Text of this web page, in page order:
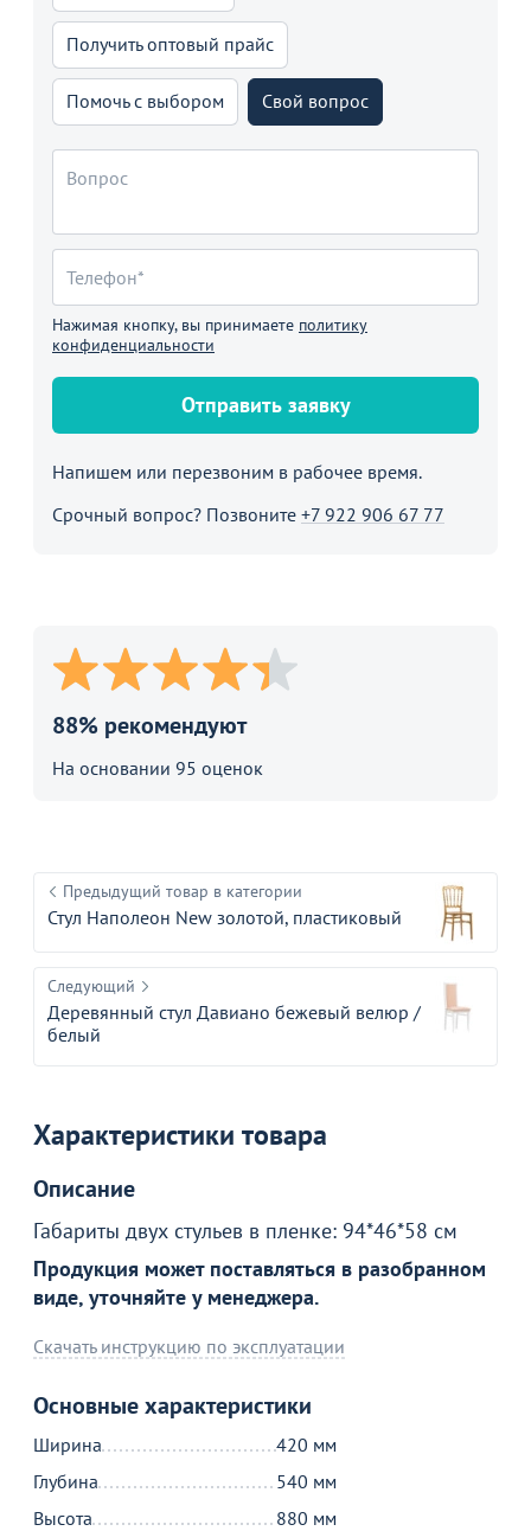
Получить оптовый прайс
Помочь с выбором Свой вопрос
Нажимая кнопку, вы принимаете политику
конфиденциальности
Отправить заявку
Напишем или перезвоним в рабочее время.
Срочный вопрос? Позвоните +7 922 906 67 77
88% рекомендуют
На основании 95 оценок
Предыдущий товар в категории
Стул Наполеон New золотой, пластиковый
Следующий
Деревянный стул Давиано бежевый велюр /
белый
Характеристики товара
Описание
Габариты двух стульев в пленке: 94*46*58 см
Продукция может поставляться в разобранном
виде, уточняйте у менеджера.
Скачать инструкцию по эксплуатации
Основные характеристики
Ширина
420 мм
Глубина
540 мм
Высота
880 мм
Товар в корзине
Стул Венский, орех
от 18 590 ₽